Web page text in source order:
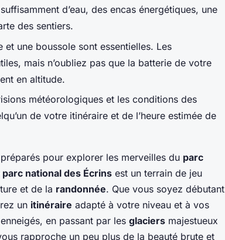
d’eau, des encas énergétiques, une
des sentiers.
une boussole sont essentielles. Les
mais n’oubliez pas que la batterie de votre
en altitude.
météorologiques et les conditions des
de votre itinéraire et de l’heure estimée de
pour explorer les merveilles du parc
parc national des Écrins est un terrain de jeu
et de la randonnée. Que vous soyez débutant
un itinéraire adapté à votre niveau et à vos
en passant par les glaciers majestueux
rapproche un peu plus de la beauté brute et